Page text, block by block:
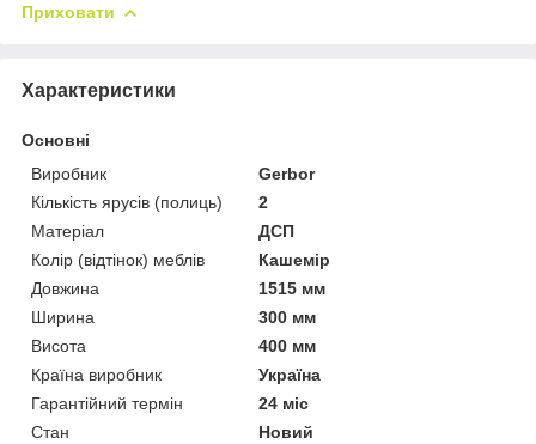
Приховати
Характеристики
Основні
Виробник
Gerbor
Кількість ярусів (полиць)
2
Матеріал
ДСП
Колір (відтінок) меблів
Кашемір
Довжина
1515 мм
Ширина
300 мм
Висота
400 мм
Країна виробник
Україна
Гарантійний термін
24 міс
Стан
Новий